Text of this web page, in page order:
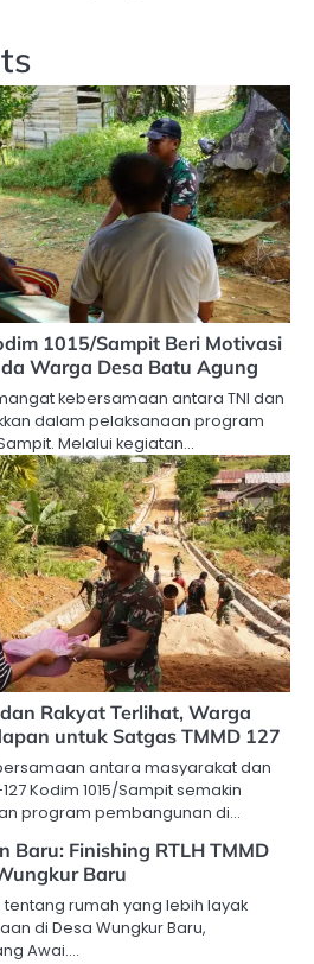
1015/Sampit Beri Motivasi
Warga Desa Batu Agung
kebersamaan antara TNI dan
dalam pelaksanaan program
Melalui kegiatan…
Rakyat Terlihat, Warga
untuk Satgas TMMD 127
antara masyarakat dan
Kodim 1015/Sampit semakin
program pembangunan di…
Baru: Finishing RTLH TMMD
Baru
rumah yang lebih layak
di Desa Wungkur Baru,
Awai.…